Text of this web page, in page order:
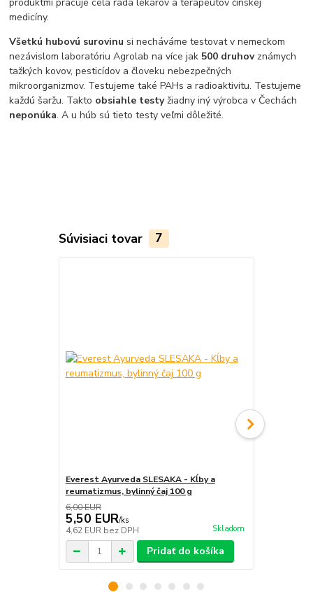
medicíny.
Všetkú hubovú surovinu si necháváme testovat v nemeckom
nezávislom laboratóriu Agrolab na více jak 500 druhovznámych
tažkých kovov, pesticídov a človeku nebezpečných
mikroorganizmov. Testujeme také PAHs a radioaktivitu. Testujeme
každú šaržu. Takto obsiahle testyžiadny iný výrobca v Čechách
neponúka. A u húb sú tieto testy veľmi dôležité.
Súvisiaci tovar 7
Everest Ayurveda SLESAKA - Kĺby a
reumatizmus, bylinný čaj 100 g
6,00 EUR
5,50 EUR/ks
4,62 EUR bez DPH Skladom
Pridať do košíka